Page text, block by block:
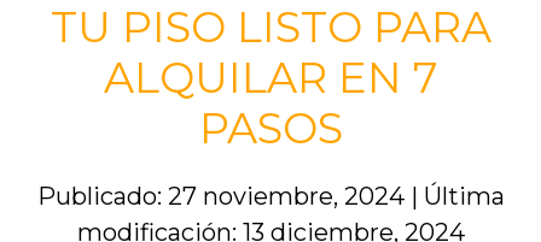
TU PISO LISTO PARA
ALQUILAR EN 7
PASOS
Publicado: 27 noviembre, 2024| Última
modificación: 13 diciembre, 2024